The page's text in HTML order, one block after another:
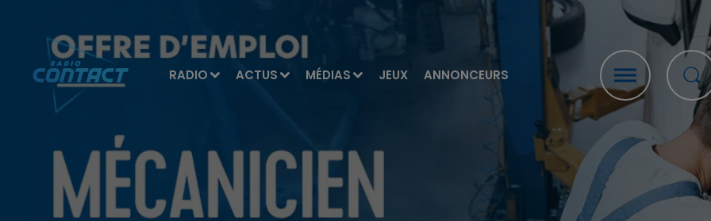
RADIO ACTUS MÉDIAS JEUX ANNONCEURS